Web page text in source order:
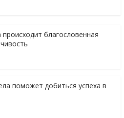
происходит благословенная
поможет добиться успеха в